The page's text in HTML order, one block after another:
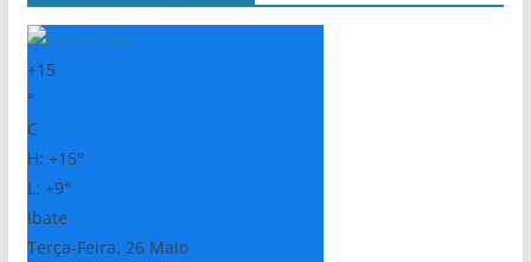
+15
°
C
H: +15°
L: +9°
Ibate
Terça-Feira, 26 Maio